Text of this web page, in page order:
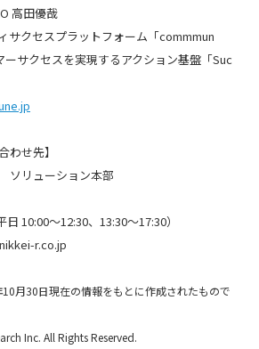
高田優哉
サクセスプラットフォーム「commmun
サクセスを実現するアクション基盤「Suc
わせ先】
ソリューション本部
10:00～12:30、13:30～17:30）
r.co.jp
月30日現在の情報をもとに作成されたもので
Inc. All Rights Reserved.